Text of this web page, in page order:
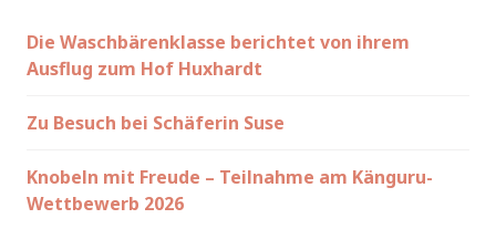
Die Waschbärenklasse berichtet von ihrem
Ausflug zum Hof Huxhardt
Zu Besuch bei Schäferin Suse
Knobeln mit Freude – Teilnahme am Känguru-
Wettbewerb 2026